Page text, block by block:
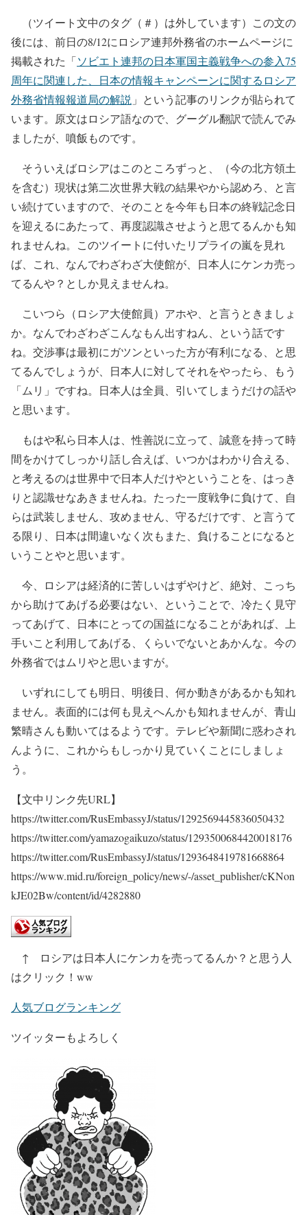
（ツイート文中のタグ（＃）は外しています）この文の
後には、前日の8/12にロシア連邦外務省のホームページに
掲載された「ソビエト連邦の日本軍国主義戦争への参入75
周年に関連した、日本の情報キャンペーンに関するロシア
外務省情報報道局の解説 」という記事のリンクが貼られて
います。原文はロシア語なので、グーグル翻訳で読んでみ
ましたが、噴飯ものです。
そういえばロシアはこのところずっと、（今の北方領土
を含む）現状は第二次世界大戦の結果やから認めろ、と言
い続けていますので、そのことを今年も日本の終戦記念日
を迎えるにあたって、再度認識させようと思てるんかも知
れませんね。このツイートに付いたリプライの嵐を見れ
ば、これ、なんでわざわざ大使館が、日本人にケンカ売っ
てるんや？としか見えませんね。
こいつら（ロシア大使館員）アホや、と言うときましょ
か。なんでわざわざこんなもん出すねん、という話です
ね。交渉事は最初にガツンといった方が有利になる、と思
てるんでしょうが、日本人に対してそれをやったら、もう
「ムリ」ですね。日本人は全員、引いてしまうだけの話や
と思います。
もはや私ら日本人は、性善説に立って、誠意を持って時
間をかけてしっかり話し合えば、いつかはわかり合える、
と考えるのは世界中で日本人だけやということを、はっき
りと認識せなあきませんね。たった一度戦争に負けて、自
らは武装しません、攻めません、守るだけです、と言うて
る限り、日本は間違いなく次もまた、負けることになると
いうことやと思います。
今、ロシアは経済的に苦しいはずやけど、絶対、こっち
から助けてあげる必要はない、ということで、冷たく見守
ってあげて、日本にとっての国益になることがあれば、上
手いこと利用してあげる、くらいでないとあかんな。今の
外務省ではムリやと思いますが。
いずれにしても明日、明後日、何か動きがあるかも知れ
ません。表面的には何も見えへんかも知れませんが、青山
繁晴さんも動いてはるようです。テレビや新聞に惑わされ
んように、これからもしっかり見ていくことにしましょ
う。
【文中リンク先URL】
https://twitter.com/RusEmbassyJ/status/1292569445836050432
https://twitter.com/yamazogaikuzo/status/1293500684420018176
https://twitter.com/RusEmbassyJ/status/1293648419781668864
https://www.mid.ru/foreign_policy/news/-/asset_publisher/cKNon
kJE02Bw/content/id/4282880
↑ ロシアは日本人にケンカを売ってるんか？と思う人
はクリック！ww
人気ブログランキング
ツイッターもよろしく